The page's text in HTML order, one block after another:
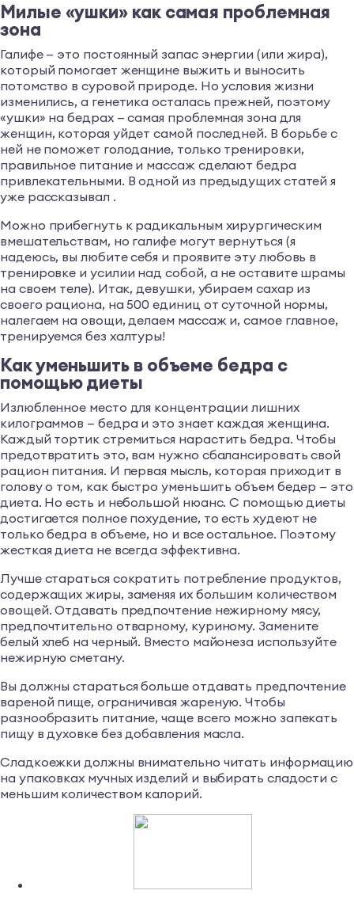
Милые «ушки» как самая проблемная
зона
Галифе — это постоянный запас энергии (или жира),
который помогает женщине выжить и выносить
потомство в суровой природе. Но условия жизни
изменились, а генетика осталась прежней, поэтому
«ушки» на бедрах — самая проблемная зона для
женщин, которая уйдет самой последней. В борьбе с
ней не поможет голодание, только тренировки,
правильное питание и массаж сделают бедра
привлекательными. В одной из предыдущих статей я
уже рассказывал .
Можно прибегнуть к радикальным хирургическим
вмешательствам, но галифе могут вернуться (я
надеюсь, вы любите себя и проявите эту любовь в
тренировке и усилии над собой, а не оставите шрамы
на своем теле). Итак, девушки, убираем сахар из
своего рациона, на 500 единиц от суточной нормы,
налегаем на овощи, делаем массаж и, самое главное,
тренируемся без халтуры!
Как уменьшить в объеме бедра с
помощью диеты
Излюбленное место для концентрации лишних
килограммов — бедра и это знает каждая женщина.
Каждый тортик стремиться нарастить бедра. Чтобы
предотвратить это, вам нужно сбалансировать свой
рацион питания. И первая мысль, которая приходит в
голову о том, как быстро уменьшить объем бедер — это
диета. Но есть и небольшой нюанс. С помощью диеты
достигается полное похудение, то есть худеют не
только бедра в объеме, но и все остальное. Поэтому
жесткая диета не всегда эффективна.
Лучше стараться сократить потребление продуктов,
содержащих жиры, заменяя их большим количеством
овощей. Отдавать предпочтение нежирному мясу,
предпочтительно отварному, куриному. Замените
белый хлеб на черный. Вместо майонеза используйте
нежирную сметану.
Вы должны стараться больше отдавать предпочтение
вареной пище, ограничивая жареную. Чтобы
разнообразить питание, чаще всего можно запекать
пищу в духовке без добавления масла.
Сладкоежки должны внимательно читать информацию
на упаковках мучных изделий и выбирать сладости с
меньшим количеством калорий.